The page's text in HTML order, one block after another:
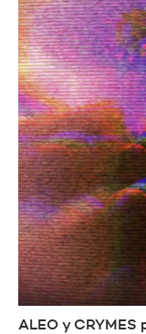
ALEO y CRYMES